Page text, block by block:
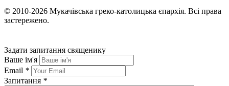
© 2010-2026 Мукачівська греко-католицька єпархія. Всі права
застережено.
Задати запитання священику
Ваше ім'я
Email *
Запитання *